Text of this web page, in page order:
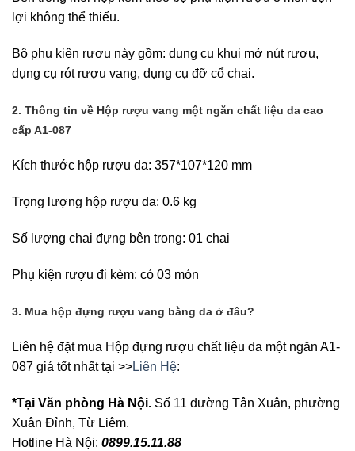
lợi không thể thiếu.
Bộ phụ kiện rượu này gồm: dụng cụ khui mở nút rượu,
dụng cụ rót rượu vang, dụng cụ đỡ cổ chai.
2. Thông tin về Hộp rượu vang một ngăn chất liệu da cao
cấp A1-087
Kích thước hộp rượu da: 357*107*120 mm
Trọng lượng hộp rượu da: 0.6 kg
Số lượng chai đựng bên trong: 01 chai
Phụ kiện rượu đi kèm: có 03 món
3. Mua hộp đựng rượu vang bằng da ở đâu?
Liên hệ đặt mua Hộp đựng rượu chất liệu da một ngăn A1-
087 giá tốt nhất tại >>Liên Hệ:
*Tại Văn phòng Hà Nội. Số 11 đường Tân Xuân, phường
Xuân Đỉnh, Từ Liêm.
Hotline Hà Nội: 0899.15.11.88